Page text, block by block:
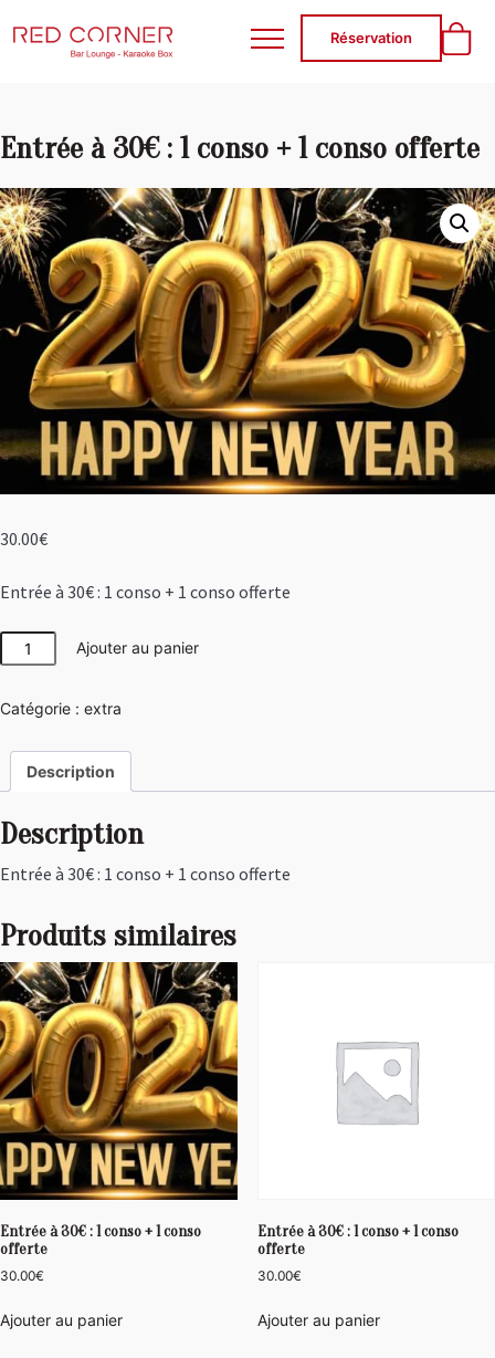
RED CORNER
Réservation
Entrée à 30€ : 1 conso + 1 conso offerte
30.00€
Entrée à 30€ : 1 conso + 1 conso offerte
quantité
de
à
+
conso
Ajouter au panier
Catégorie : extra
Description
Description
Entrée à 30€ : 1 conso + 1 conso offerte
Produits similaires
Entrée à 30€ : 1 conso + 1 conso
offerte
30.00€
Ajouter au panier
Entrée à 30€ : 1 conso + 1 conso
offerte
30.00€
Ajouter au panier